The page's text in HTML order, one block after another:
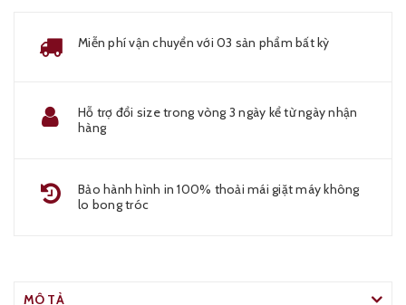
Miễn phí vận chuyển với 03 sản phẩm bất kỳ
Hỗ trợ đổi size trong vòng 3 ngày kể từ ngày nhận
hàng
Bảo hành hình in 100% thoải mái giặt máy không
lo bong tróc
MÔ TẢ